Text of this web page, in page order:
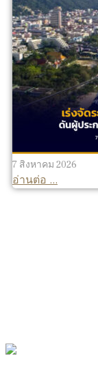
7 สิงหาคม 2026
อ่านต่อ ...